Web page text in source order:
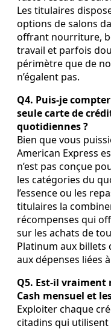
Les titulaires
options de salons
offrant nourriture,
travail et parfois
périmètre que de
n’égalent pas.
Q4. Puis‑je
seule carte de
quotidiennes ?
Bien que vous
American Express
n’est pas conçue
les catégories du
l’essence ou les
titulaires la
récompenses qui
sur les achats de
Platinum aux billets
aux dépenses liées
Q5. Est‑il vraiment
Cash mensuel et
Exploiter chaque
citadins qui